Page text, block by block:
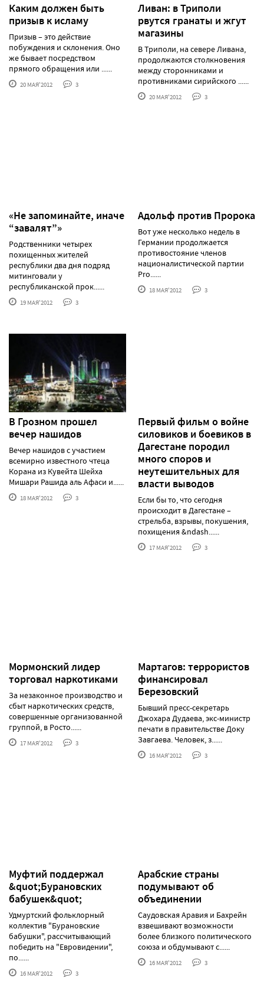
Каким должен быть
призыв к исламу
Призыв – это действие
побуждения и склонения. Оно
же бывает посредством
прямого обращения или ......
20 МАЯ'2012 3
Ливан: в Триполи
рвутся гранаты и жгут
магазины
В Триполи, на севере Ливана,
продолжаются столкновения
между сторонниками и
противниками сирийского ......
20 МАЯ'2012 3
«Не запоминайте, иначе
“завалят”»
Родственники четырех
похищенных жителей
республики два дня подряд
митинговали у
республиканской прок......
19 МАЯ'2012 3
Адольф против Пророка
Вот уже несколько недель в
Германии продолжается
противостояние членов
националистической партии
Pro......
18 МАЯ'2012 3
В Грозном прошел
вечер нашидов
Вечер нашидов с участием
всемирно известного чтеца
Корана из Кувейта Шейха
Мишари Рашида аль Афаси и......
18 МАЯ'2012 3
Первый фильм о войне
силовиков и боевиков в
Дагестане породил
много споров и
неутешительных для
власти выводов
Если бы то, что сегодня
происходит в Дагестане –
стрельба, взрывы, покушения,
похищения &ndash......
17 МАЯ'2012 3
Мормонский лидер
торговал наркотиками
За незаконное производство и
сбыт наркотических средств,
совершенные организованной
группой, в Росто......
17 МАЯ'2012 3
Мартагов: террористов
финансировал
Березовский
Бывший пресс-секретарь
Джохара Дудаева, экс-министр
печати в правительстве Доку
Завгаева. Человек, з......
16 МАЯ'2012 3
Муфтий поддержал
&quot;Бурановских
бабушек&quot;
Удмуртский фольклорный
коллектив "Бурановские
бабушки", рассчитывающий
победить на "Евровидении",
по......
16 МАЯ'2012 3
Арабские страны
подумывают об
объединении
Саудовская Аравия и Бахрейн
взвешивают возможности
более близкого политического
союза и обдумывают с......
16 МАЯ'2012 3